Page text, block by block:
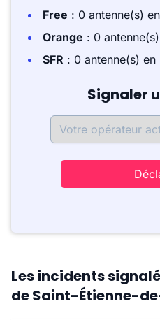
Free : 0 antenne(s)
Orange : 0
SFR : 0 antenne(s) en
Signaler
Les incidents
de Saint-Étienne-